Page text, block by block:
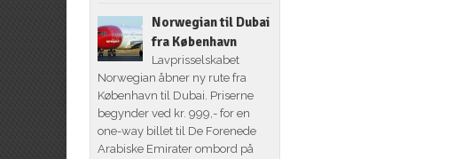
Norwegian til Dubai
fra København
Lavprisselskabet
Norwegian åbner ny rute fra
København til Dubai. Priserne
begynder ved kr. 999,- for en
one-way billet til De Forenede
Arabiske Emirater ombord på